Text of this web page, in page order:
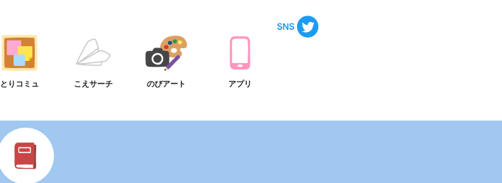
とりコミュ こえサーチ のびアート アプリ